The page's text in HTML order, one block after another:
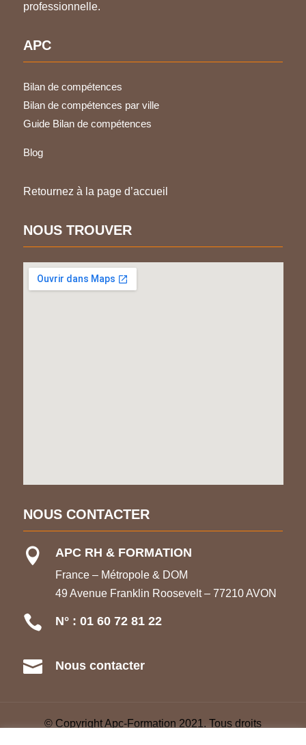
professionnelle.
APC
Bilan de compétences
Bilan de compétences par ville
Guide Bilan de compétences
Blog
Retournez à la page d’accueil
NOUS TROUVER
NOUS CONTACTER
 APC RH & FORMATION
France – Métropole & DOM
49 Avenue Franklin Roosevelt – 77210 AVON
 N° : 01 60 72 81 22
 Nous contacter
© Copyright Apc-Formation 2021. Tous droits